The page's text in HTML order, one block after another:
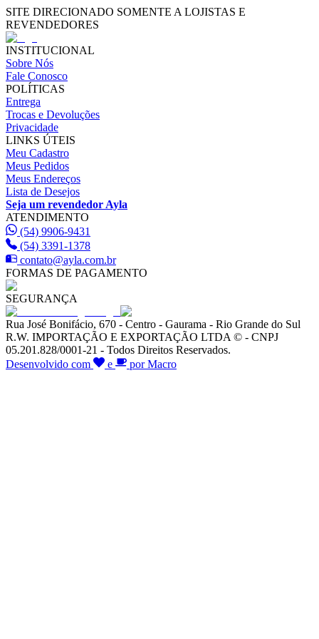
SITE DIRECIONADO SOMENTE A LOJISTAS E
REVENDEDORES
INSTITUCIONAL
Sobre Nós
Fale Conosco
POLÍTICAS
Entrega
Trocas e Devoluções
Privacidade
LINKS ÚTEIS
Meu Cadastro
Meus Pedidos
Meus Endereços
Lista de Desejos
Seja um revendedor Ayla
ATENDIMENTO
(54) 9906-9431
(54) 3391-1378
contato@ayla.com.br
FORMAS DE PAGAMENTO
SEGURANÇA
Rua José Bonifácio, 670 - Centro - Gaurama - Rio Grande do Sul
R.W. IMPORTAÇÃO E EXPORTAÇÃO LTDA © - CNPJ
05.201.828/0001-21 - Todos Direitos Reservados.
Desenvolvido com
e por Macro